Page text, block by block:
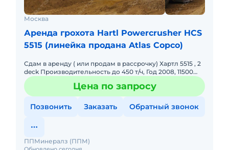
Москва
Аренда грохота Hartl Powercrusher HCS
5515 (линейка продана Atlas Copco)
Сдам в аренду ( или продам в рассрочку) Хартл 5515 , 2
deck Производительность до 450 т/ч, Год 2008, 11500
моточасов, Двигатель САТ с 4.4, откапитален, нараб
Цена по запросу
Позвонить Заказать Обратный звонок
ППМинералз (ППМ)